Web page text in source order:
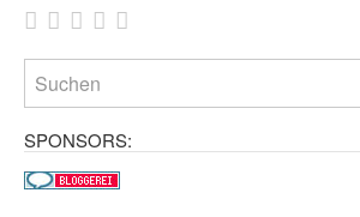
WHUDAT:
SPONSORS: